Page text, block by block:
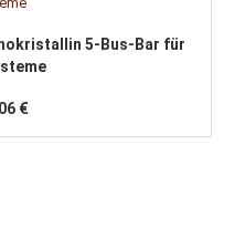
5-Bus-Bar für
€